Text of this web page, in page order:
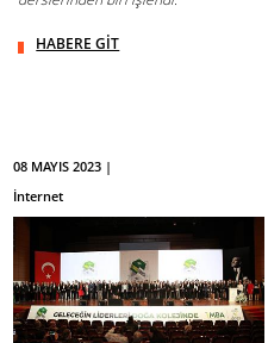
HABERE GİT
08 MAYIS 2023 |
İnternet